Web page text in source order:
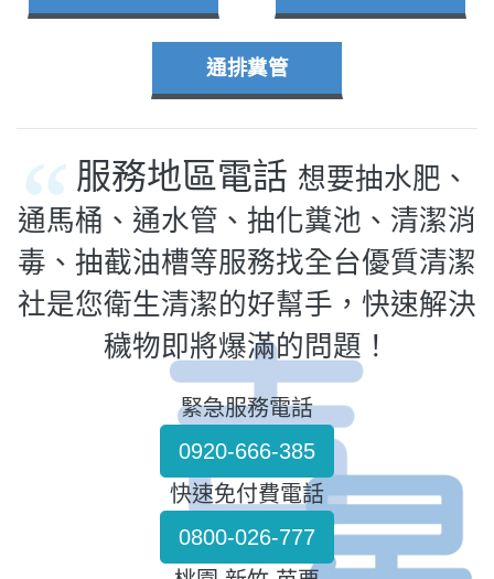
通排糞管
服務地區電話 想要抽水肥、
通馬桶、通水管、抽化糞池、清潔消
毒、抽截油槽等服務找全台優質清潔
社是您衛生清潔的好幫手，快速解決
穢物即將爆滿的問題！
緊急服務電話
0920-666-385
快速免付費電話
0800-026-777